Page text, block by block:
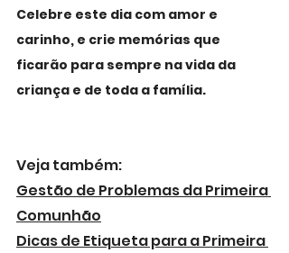
Celebre este dia com amor e
carinho, e crie memórias que
ficarão para sempre na vida da
criança e de toda a família.
Veja também:
Gestão de Problemas da Primeira
Comunhão
Dicas de Etiqueta para a Primeira